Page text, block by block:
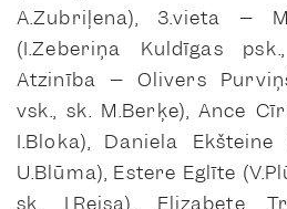
A.Zubriļena), 3.vieta –
(I.Zeberiņa Kuldīgas
Atzinība – Olivers
vsk., sk. M.Berķe), Ance
I.Bloka), Daniela
U.Blūma), Estere Eglīte
sk. I.Reisa), Elizabete